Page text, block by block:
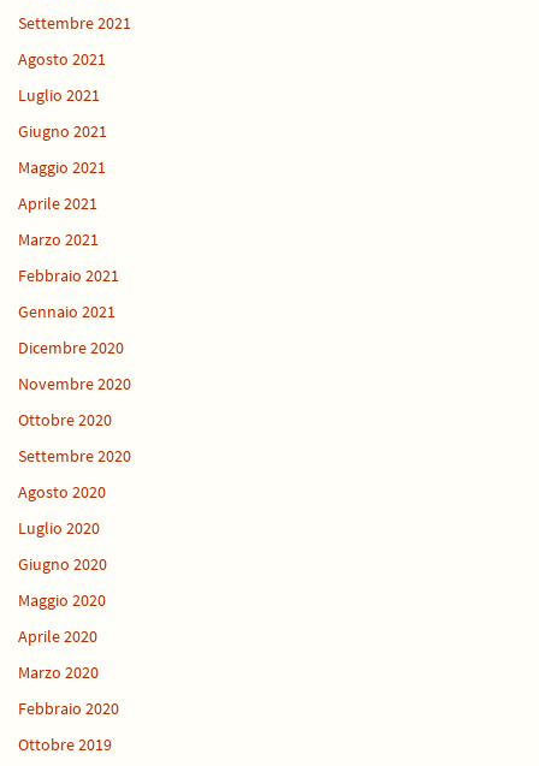
Settembre 2021
Agosto 2021
Luglio 2021
Giugno 2021
Maggio 2021
Aprile 2021
Marzo 2021
Febbraio 2021
Gennaio 2021
Dicembre 2020
Novembre 2020
Ottobre 2020
Settembre 2020
Agosto 2020
Luglio 2020
Giugno 2020
Maggio 2020
Aprile 2020
Marzo 2020
Febbraio 2020
Ottobre 2019